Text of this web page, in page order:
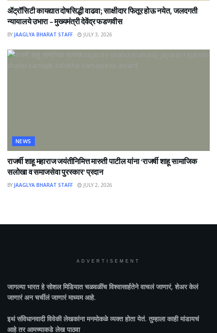
ॲट्रॉसिटी कायद्यात दोषसिद्धी वाढवा; साक्षीदार फितूर होऊ नयेत, जलदगती
न्यायालये उभारा – मुख्यमंत्री देवेंद्र फडणवीस
BY JAAGLYA BHARAT STAFF JULY 3, 2026
NEWS
राजर्षी शाहू महाराज जयंतीनिमित्त मारुती पाटील यांना ‘राजर्षी शाहू सामाजिक
सलोखा व समाजसेवा पुरस्कार’ प्रदान
BY JAAGLYA BHARAT STAFF JULY 2, 2026
ADVERTISEMENT
जागल्या भारतहे सोशल मिडियात चळवळींच विश्वासार्हतेने वाचलं जाणारं, शेअर केलं
जाणारं अन चर्चीलं जाणारं माध्यम आहे.
इथं संविधानवादी विवेकी लेखकांना मनमोकळे व्यक्त होता येतं. तुम्हाला काही मांडायचं
आहे तर आमच्याकडे लेख पाठवा